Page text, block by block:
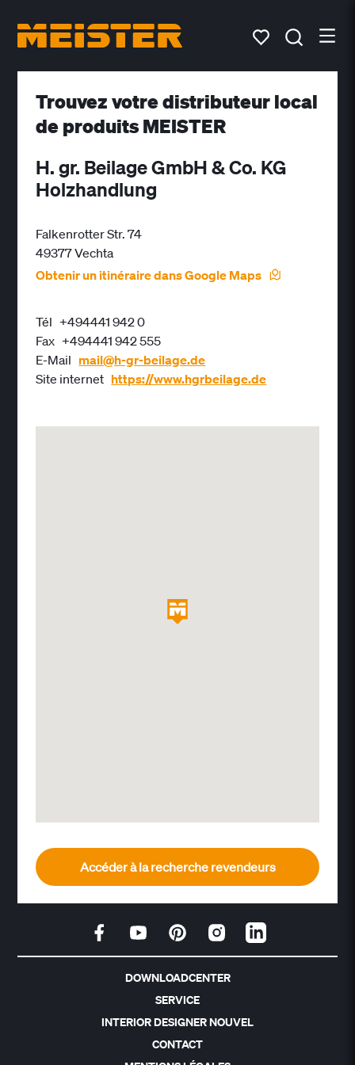
Trouvez votre distributeur local
de produits MEISTER
H. gr. Beilage GmbH & Co. KG
Holzhandlung
Falkenrotter Str. 74
49377 Vechta
Obtenir un itinéraire dans Google Maps
Tél +494441 942 0
Fax +494441 942 555
E-Mail mail@h-gr-beilage.de
Site internet https://www.hgrbeilage.de
Accéder à la recherche revendeurs
DOWNLOADCENTER
SERVICE
INTERIOR DESIGNER NOUVEL
CONTACT